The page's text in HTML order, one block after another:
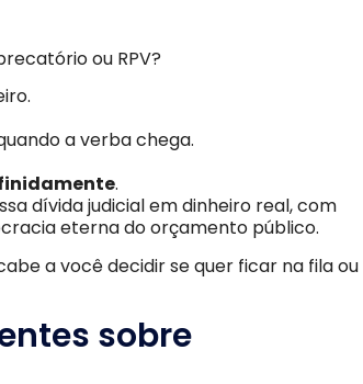
ou RPV?
a verba chega.
.
dívida judicial em dinheiro real, com
eterna do orçamento público.
a você decidir se quer ficar na fila ou
sobre